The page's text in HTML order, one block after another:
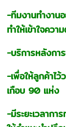
-ทีมงานทำงาน
ทำให้เข้าใจคว
-บริการหลังกา
-เพื่อให้ลูกค้าไว้
เกือบ 90 แห่ง
-มีระยะเวลากา